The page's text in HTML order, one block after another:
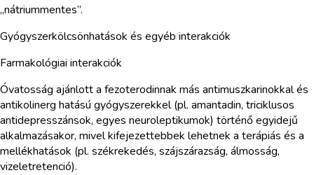
„nátriummentes”.
Gyógyszerkölcsönhatások és egyéb interakciók
Farmakológiai interakciók
Óvatosság ajánlott a fezoterodinnak más antimuszkarinokkal és
antikolinerg hatású gyógyszerekkel (pl. amantadin, triciklusos
antidepresszánsok, egyes neuroleptikumok) történő egyidejű
alkalmazásakor, mivel kifejezettebbek lehetnek a terápiás és a
mellékhatások (pl. székrekedés, szájszárazság, álmosság,
vizeletretenció).